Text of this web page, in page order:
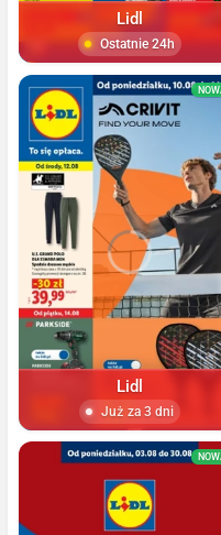
Lidl
Ostatnie 24h
Lidl
Już za 3 dni